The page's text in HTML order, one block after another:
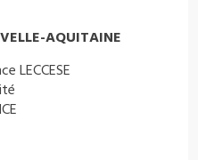
AQUITAINE
LECCESE